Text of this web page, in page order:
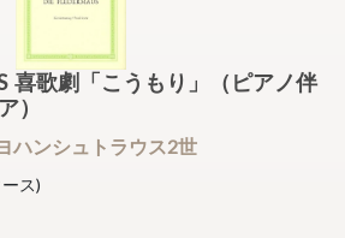
喜歌劇「こうもり」（ピアノ伴
）
ハンシュトラウス2世
ス)